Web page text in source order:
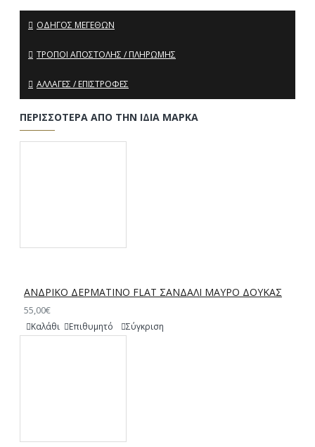
ΟΔΗΓΌΣ ΜΕΓΕΘΏΝ
ΤΡΌΠΟΙ ΑΠΟΣΤΟΛΉΣ / ΠΛΗΡΩΜΉΣ
ΑΛΛΑΓΈΣ / ΕΠΙΣΤΡΟΦΈΣ
ΠΕΡΙΣΣΌΤΕΡΑ ΑΠΌ ΤΗΝ ΊΔΙΑ ΜΆΡΚΑ
ΑΝΔΡΙΚΟ ΔΕΡΜΑΤΙΝΟ FLAT ΣΑΝΔΑΛΙ ΜΑΥΡΟ ΔΟΥΚΑΣ
55,00€
Καλάθι Επιθυμητό Σύγκριση